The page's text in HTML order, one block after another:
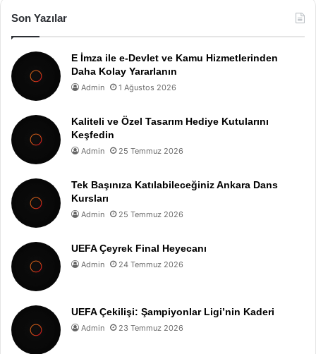
Son Yazılar
E İmza ile e-Devlet ve Kamu Hizmetlerinden
Daha Kolay Yararlanın
Admin 1 Ağustos 2026
Kaliteli ve Özel Tasarım Hediye Kutularını
Keşfedin
Admin 25 Temmuz 2026
Tek Başınıza Katılabileceğiniz Ankara Dans
Kursları
Admin 25 Temmuz 2026
UEFA Çeyrek Final Heyecanı
Admin 24 Temmuz 2026
UEFA Çekilişi: Şampiyonlar Ligi’nin Kaderi
Admin 23 Temmuz 2026